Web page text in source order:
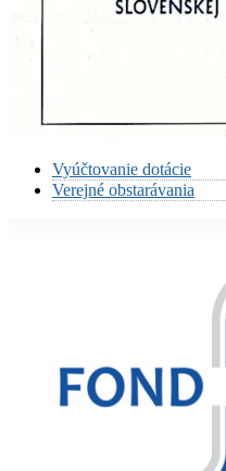
Vyúčtovanie dotácie
Verejné obstarávania